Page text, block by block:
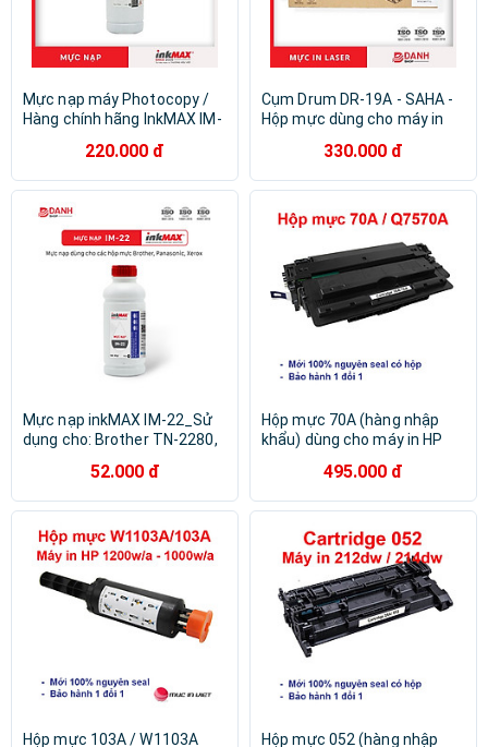
Mực nạp máy Photocopy /
Hàng chính hãng InkMAX IM-
dòng máy Photocopy
Kyocera Mita: TK-675 / 678 /
3060, 300i, TK-715 / 717 /
220.000 đ
Cụm Drum DR-19A - SAHA -
Hộp mực dùng cho máy in
M102, M103, M104 / MFP –
M130, M132
330.000 đ
Mực nạp inkMAX IM-22_Sử
dụng cho: Brother TN-2280,
88, KX-FAT 92, 411. Xerox
P255D, P265D, Hàng chính
hãng
52.000 đ
Hộp mực 70A (hàng nhập
khẩu) dùng cho máy in HP
M5035x - Cartridge Q7570A -
16A mới 100% [Full Box]
495.000 đ
Hộp mực 103A / W1103A Hộp mực 052 (hàng nhập